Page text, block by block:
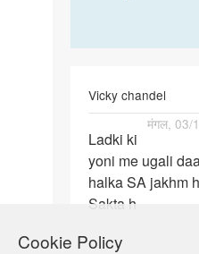
Cookie Policy
Vicky chandel
मंगल, 03/
Ladki
ki
yoni
me
Ladki ki
yoni me ugali
halka SA jakhm
Sakta h